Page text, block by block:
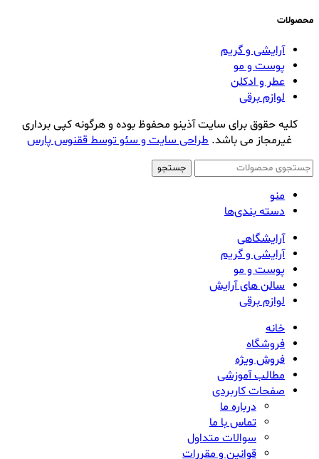
محصولات
آرایشی و گریم
پوست و مو
عطر و ادکلن
لوازم برقی
کلیه حقوق برای سایت آذینو محفوظ بوده و هرگونه کپی برداری
غیرمجاز می باشد. طراحی سایت و سئو توسط ققنوس پارس
جستجو
منو
دسته بندی‌ها
آرایشگاهی
آرایشی و گریم
پوست و مو
سالن های آرایش
لوازم برقی
خانه
فروشگاه
فروش ویژه
مطالب آموزشی
صفحات کاربردی
درباره ما
تماس با ما
سوالات متداول
قوانین و مقررات